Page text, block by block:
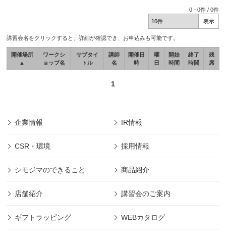
0 -0件 /0件
講習会名をクリックすると、詳細が確認でき、お申込みも可能です。
開催場所
▲
ワークシ
ョップ名
サブタイ
トル
講師
名
開催日
時
曜
日
開始
時間
終了
時間
残
席
1
企業情報 IR情報
CSR・環境 採用情報
シモジマのできること 商品紹介
店舗紹介 講習会のご案内
ギフトラッピング WEBカタログ